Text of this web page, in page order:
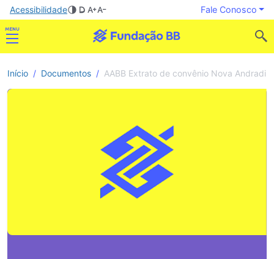
Acessibilidade Fale Conosco
Início Documentos AABB Extrato de convênio Nova